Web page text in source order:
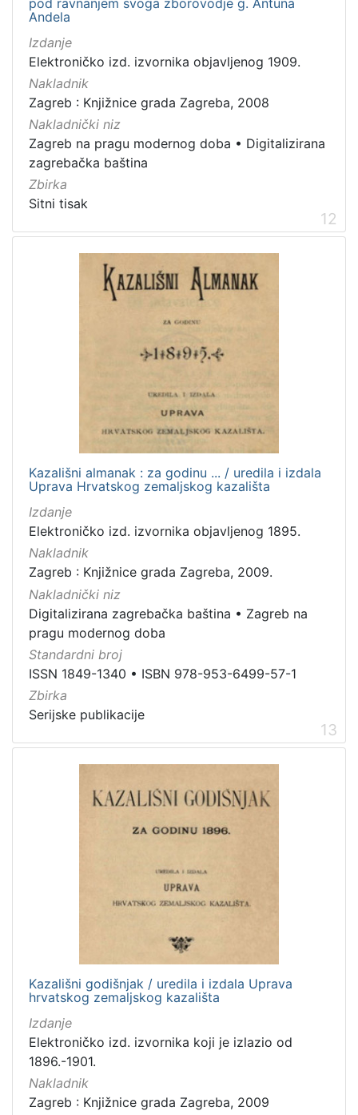
Andela
Izdanje
Elektroničko izd. izvornika objavljenog 1909.
Nakladnik
Zagreb : Knjižnice grada Zagreba, 2008
Nakladnički niz
Zagreb na pragu modernog doba • Digitalizirana
zagrebačka baština
Zbirka
Sitni tisak
12
Kazališni almanak : za godinu ... / uredila i izdala
Uprava Hrvatskog zemaljskog kazališta
Izdanje
Elektroničko izd. izvornika objavljenog 1895.
Nakladnik
Zagreb : Knjižnice grada Zagreba, 2009.
Nakladnički niz
Digitalizirana zagrebačka baština • Zagreb na
pragu modernog doba
Standardni broj
ISSN 1849-1340 • ISBN 978-953-6499-57-1
Zbirka
Serijske publikacije
13
Kazališni godišnjak / uredila i izdala Uprava
hrvatskog zemaljskog kazališta
Izdanje
Elektroničko izd. izvornika koji je izlazio od
1896.-1901.
Nakladnik
Zagreb : Knjižnice grada Zagreba, 2009